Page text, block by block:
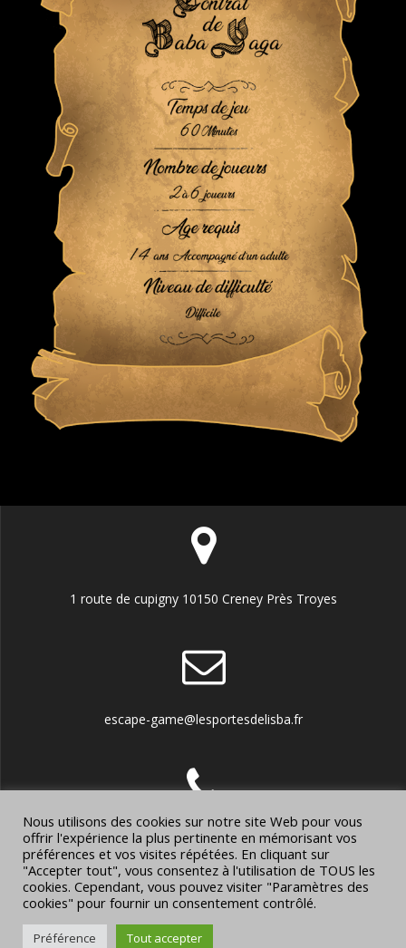
1 route de cupigny 10150 Creney Près Troyes
escape-game@lesportesdelisba.fr
0786284769
© 2026 Les portes de l'Isba. Construit avec WordPress et le
Nous utilisons des cookies sur notre site Web pour vous
offrir l'expérience la plus pertinente en mémorisant vos
préférences et vos visites répétées. En cliquant sur
"Accepter tout", vous consentez à l'utilisation de TOUS les
cookies. Cependant, vous pouvez visiter "Paramètres des
cookies" pour fournir un consentement contrôlé.
Préférence Tout accepter